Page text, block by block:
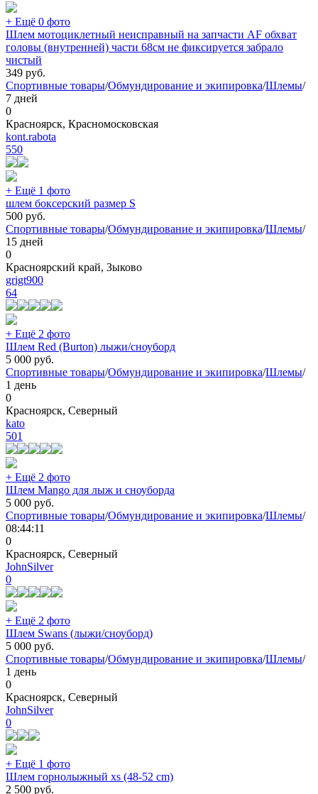
+ Ещё 0 фото
Шлем мотоциклетный неисправный на запчасти AF обхват
головы (внутренней) части 68см не фиксируется забрало
чистый
349 руб.
Спортивные товары/Обмундирование и экипировка/Шлемы/
7 дней
0
Красноярск, Красномосковская
kont.rabota
550
+ Ещё 1 фото
шлем боксерский размер S
500 руб.
Спортивные товары/Обмундирование и экипировка/Шлемы/
15 дней
0
Красноярский край, Зыково
grigt900
64
+ Ещё 2 фото
Шлем Red (Burton) лыжи/сноуборд
5 000 руб.
Спортивные товары/Обмундирование и экипировка/Шлемы/
1 день
0
Красноярск, Северный
kato
501
+ Ещё 2 фото
Шлем Mango для лыж и сноуборда
5 000 руб.
Спортивные товары/Обмундирование и экипировка/Шлемы/
08:44:11
0
Красноярск, Северный
JohnSilver
0
+ Ещё 2 фото
Шлем Swans (лыжи/сноуборд)
5 000 руб.
Спортивные товары/Обмундирование и экипировка/Шлемы/
1 день
0
Красноярск, Северный
JohnSilver
0
+ Ещё 1 фото
Шлем горнолыжный xs (48-52 cm)
2 500 руб.